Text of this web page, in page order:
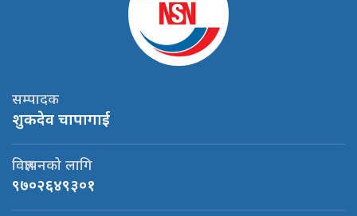
सम्पादक
शुकदेव चापागाई
विज्ञापनको लागि
९७०२६४९३०१